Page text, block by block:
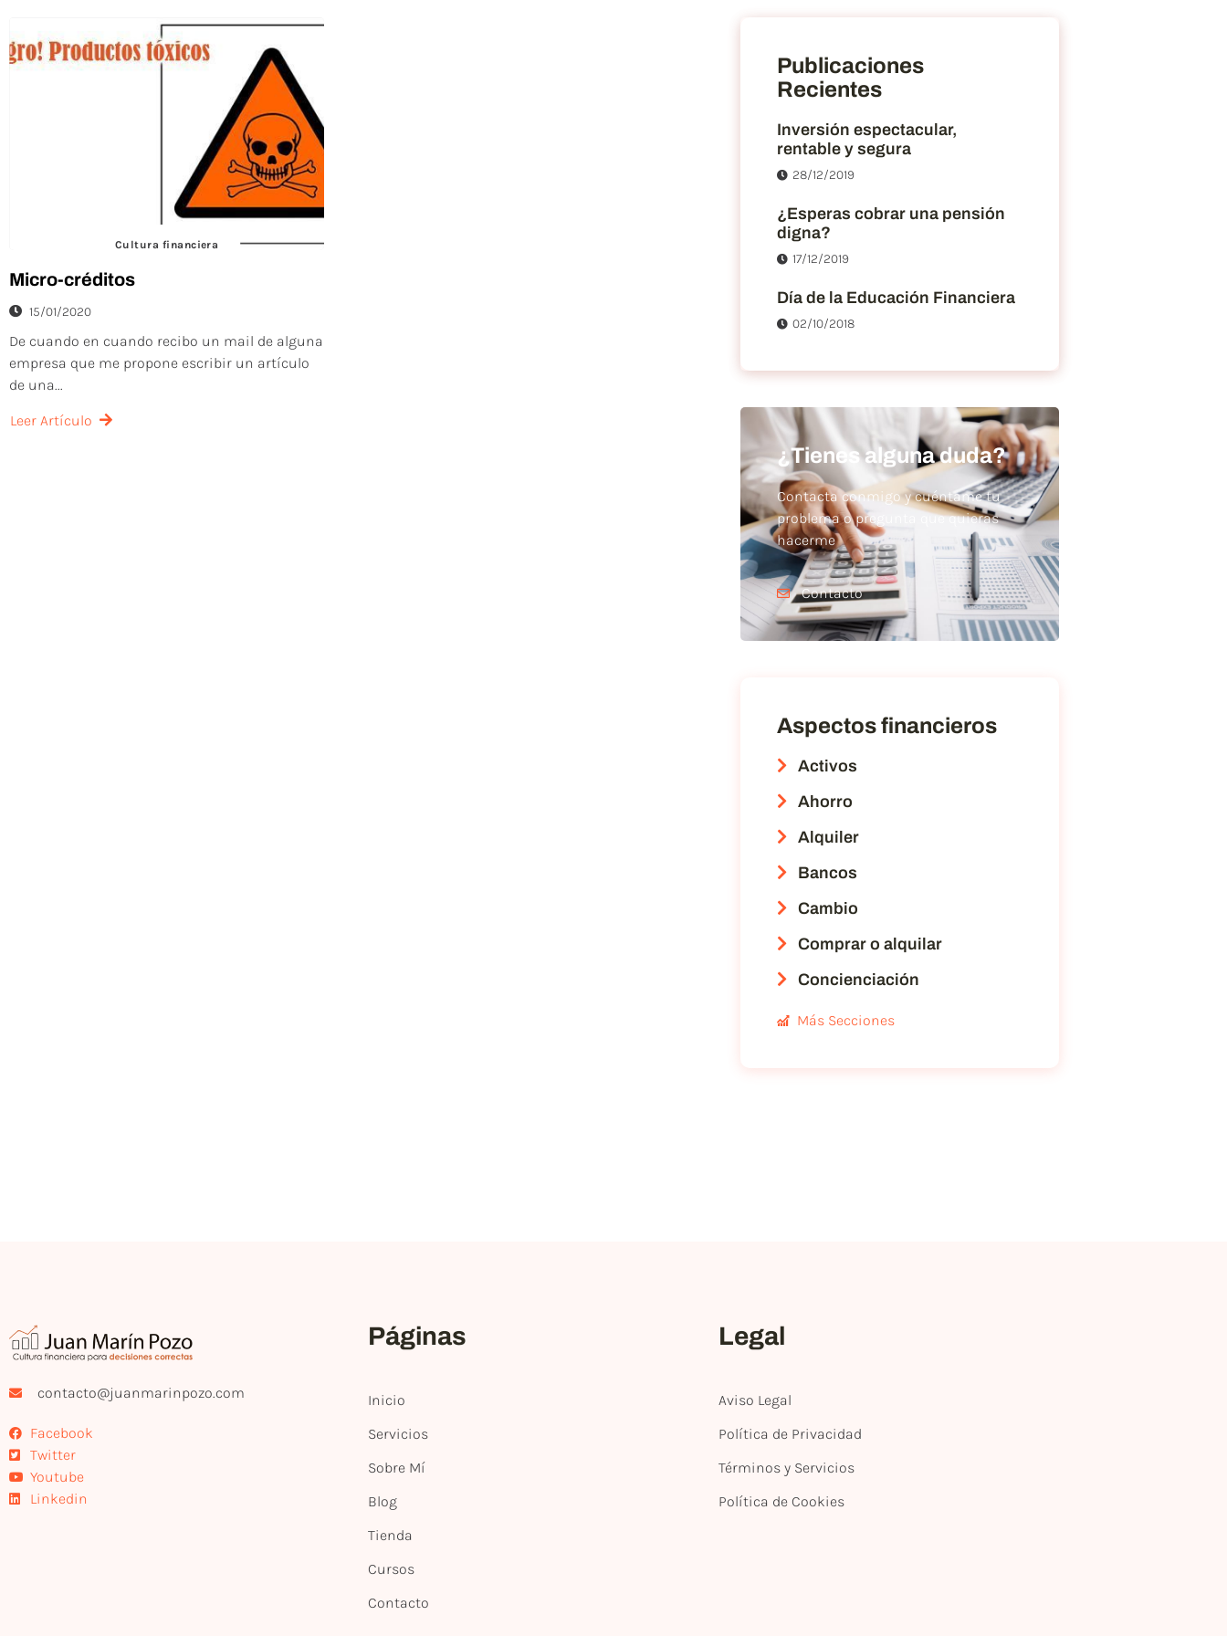
Cultura financiera
Micro-créditos
15/01/2020
De cuando en cuando recibo un mail de alguna
empresa que me propone escribir un artículo
de una...
Leer Artículo
Publicaciones
Recientes
Inversión espectacular,
rentable y segura
28/12/2019
¿Esperas cobrar una pensión
digna?
17/12/2019
Día de la Educación Financiera
02/10/2018
¿Tienes alguna duda?
Contacta conmigo y cuéntame tu
problema o pregunta que quieras
hacerme
Contacto
Aspectos financieros
Activos
Ahorro
Alquiler
Bancos
Cambio
Comprar o alquilar
Concienciación
Más Secciones
contacto@juanmarinpozo.com
Facebook
Twitter
Youtube
Linkedin
Páginas
Inicio
Servicios
Sobre Mí
Blog
Tienda
Cursos
Contacto
Legal
Aviso Legal
Política de Privacidad
Términos y Servicios
Política de Cookies